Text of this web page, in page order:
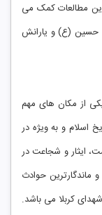
مطالعات کمک می
حسین (ع) و یارانش
یکی از مکان ‌های مهم
اسلام و به ویژه در
ایثار و شجاعت در
ماندگارترین حوادث
کربلا می ‌باشد.